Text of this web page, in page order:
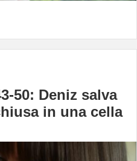
50: Deniz salva
in una cella